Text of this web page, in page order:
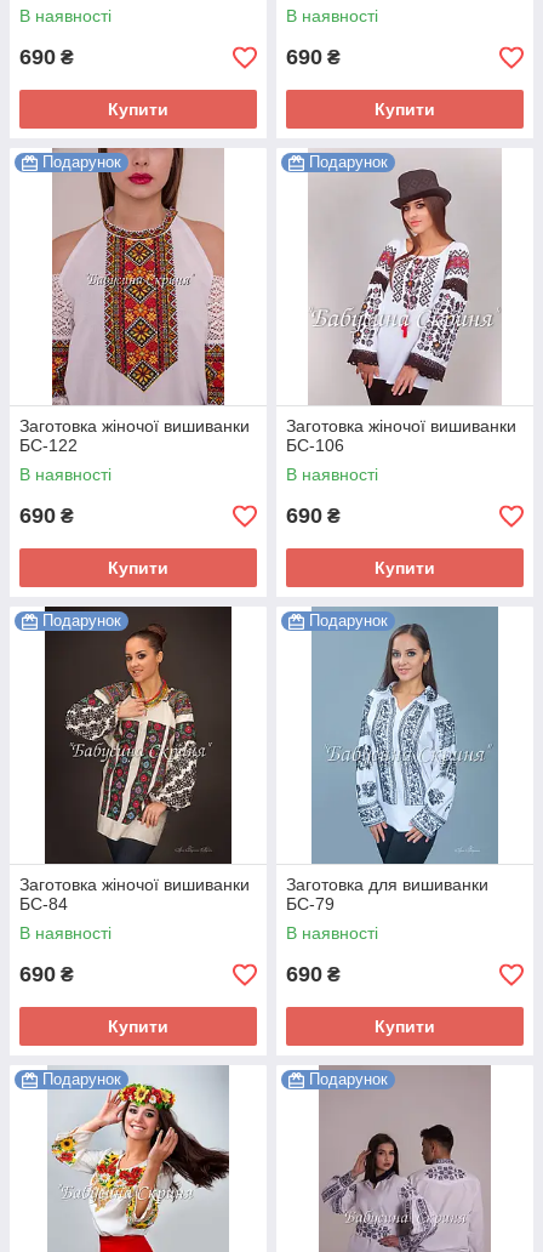
В наявності
690 ₴
Купити
В наявності
690 ₴
Купити
Подарунок
Заготовка жіночої вишиванки
БС-122
В наявності
690 ₴
Купити
Подарунок
Заготовка жіночої вишиванки
БС-106
В наявності
690 ₴
Купити
Подарунок
Заготовка жіночої вишиванки
БС-84
В наявності
690 ₴
Купити
Подарунок
Заготовка для вишиванки
БС-79
В наявності
690 ₴
Купити
Подарунок Подарунок